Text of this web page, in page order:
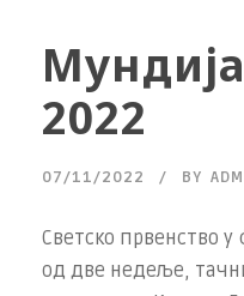
2022
07/11/2022 BY
Светско првенство
од две недеље,